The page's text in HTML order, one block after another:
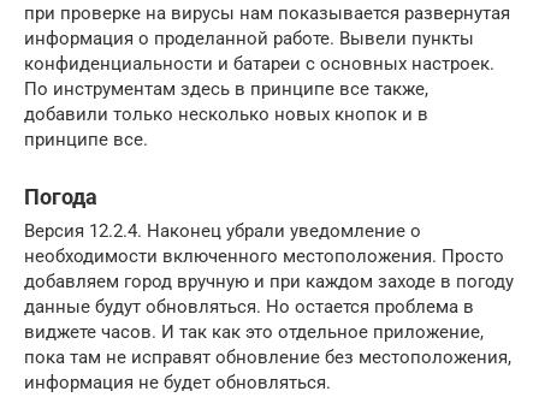
при проверке на вирусы нам показывается развернутая
информация о проделанной работе. Вывели пункты
конфиденциальности и батареи с основных настроек.
По инструментам здесь в принципе все также,
добавили только несколько новых кнопок и в
принципе все.
Погода
Версия 12.2.4. Наконец убрали уведомление о
необходимости включенного местоположения. Просто
добавляем город вручную и при каждом заходе в погоду
данные будут обновляться. Но остается проблема в
виджете часов. И так как это отдельное приложение,
пока там не исправят обновление без местоположения,
информация не будет обновляться.